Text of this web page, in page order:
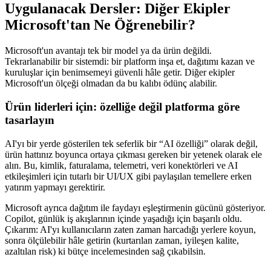
Uygulanacak Dersler: Diğer Ekipler
Microsoft'tan Ne Öğrenebilir?
Microsoft'un avantajı tek bir model ya da ürün değildi.
Tekrarlanabilir bir sistemdi: bir platform inşa et, dağıtımı kazan ve
kuruluşlar için benimsemeyi güvenli hâle getir. Diğer ekipler
Microsoft'un ölçeği olmadan da bu kalıbı ödünç alabilir.
Ürün liderleri için: özelliğe değil platforma göre
tasarlayın
AI'yı bir yerde gösterilen tek seferlik bir “AI özelliği” olarak değil,
ürün hattınız boyunca ortaya çıkması gereken bir yetenek olarak ele
alın. Bu, kimlik, faturalama, telemetri, veri konektörleri ve AI
etkileşimleri için tutarlı bir UI/UX gibi paylaşılan temellere erken
yatırım yapmayı gerektirir.
Microsoft ayrıca dağıtım ile faydayı eşleştirmenin gücünü gösteriyor.
Copilot, günlük iş akışlarının içinde yaşadığı için başarılı oldu.
Çıkarım: AI'yı kullanıcıların zaten zaman harcadığı yerlere koyun,
sonra ölçülebilir hâle getirin (kurtarılan zaman, iyileşen kalite,
azaltılan risk) ki bütçe incelemesinden sağ çıkabilsin.